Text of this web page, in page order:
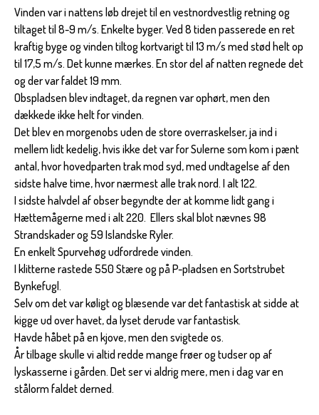
Vinden var i nattens løb drejet til en vestnordvestlig retning og
tiltaget til 8-9 m/s. Enkelte byger. Ved 8 tiden passerede en ret
kraftig byge og vinden tiltog kortvarigt til 13 m/s med stød helt op
til 17,5 m/s. Det kunne mærkes. En stor del af natten regnede det
og der var faldet 19 mm.
Obspladsen blev indtaget, da regnen var ophørt, men den
dækkede ikke helt for vinden.
Det blev en morgenobs uden de store overraskelser, ja ind i
mellem lidt kedelig, hvis ikke det var for Sulerne som kom i pænt
antal, hvor hovedparten trak mod syd, med undtagelse af den
sidste halve time, hvor nærmest alle trak nord. I alt 122.
I sidste halvdel af obser begyndte der at komme lidt gang i
Hættemågerne med i alt 220. Ellers skal blot nævnes 98
Strandskader og 59 Islandske Ryler.
En enkelt Spurvehøg udfordrede vinden.
I klitterne rastede 550 Stære og på P-pladsen en Sortstrubet
Bynkefugl.
Selv om det var køligt og blæsende var det fantastisk at sidde at
kigge ud over havet, da lyset derude var fantastisk.
Havde håbet på en kjove, men den svigtede os.
År tilbage skulle vi altid redde mange frøer og tudser op af
lyskasserne i gården. Det ser vi aldrig mere, men i dag var en
stålorm faldet derned.